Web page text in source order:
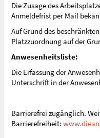
Die Zusage des
Anmeldefrist per Mail
Auf Grund des
Platzzuordnung auf der
Anwesenheitsliste:
Die Erfassung der
Unterschrift in der
Barrierefrei zugänglich.
Barrierefreiheit: